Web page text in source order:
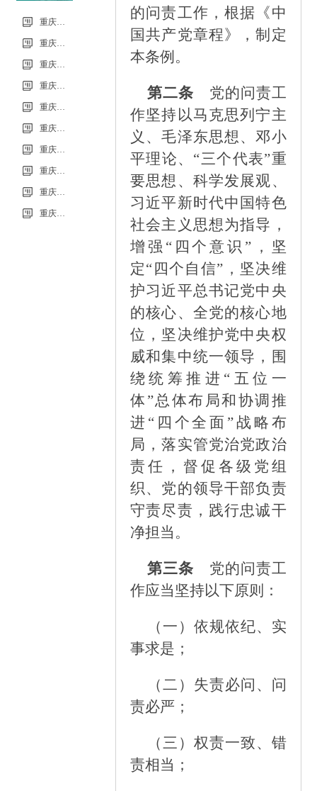
信息
的问责工作，根据《中
国共产党章程》，制定
本条例。
第二条 党的问责工
作坚持以马克思列宁主
义、毛泽东思想、邓小
平理论、 “三个代表”重
要思想、科学发展观、
习近平新时代中国特色
社会主义思想为指导，
增强“四个意识”，坚
定“四个自信”，坚决维
护习近平总书记党中央
的核心、全党的核心地
位，坚决维护党中央权
威和集中统一领导，围
绕统筹推进“五位一
体”总体布局和协调推
进“四个全面”战略布
局，落实管党治党政治
责任，督促各级党组
织、党的领导干部负责
守责尽责，践行忠诚干
净担当。
第三条 党的问责工
作应当坚持以下原则：
（一） 依规依纪、实
事求是；
（二） 失责必问、问
责必严；
（三） 权责一致、错
责相当；